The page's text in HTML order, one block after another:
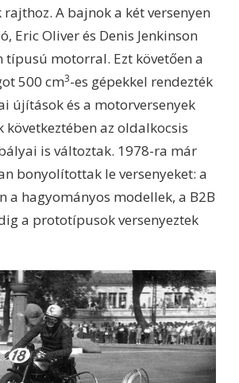
A bajnok a két versenyen
Eric Oliver és Denis Jenkinson
típusú motorral. Ezt követően a
500 cm3-es gépekkel rendezték
újítások és a motorversenyek
az oldalkocsis
is változtak. 1978-ra már
bonyolítottak le versenyeket: a
a hagyományos modellek, a B2B
a prototípusok versenyeztek